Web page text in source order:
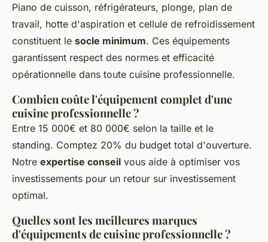
Piano de cuisson, réfrigérateurs, plonge, plan de
travail, hotte d'aspiration et cellule de refroidissement
constituent le socle minimum. Ces équipements
garantissent respect des normes et efficacité
opérationnelle dans toute cuisine professionnelle.
Combien coûte l'équipement complet d'une
cuisine professionnelle ?
Entre 15 000€ et 80 000€ selon la taille et le
standing. Comptez 20% du budget total d'ouverture.
Notre expertise conseil vous aide à optimiser vos
investissements pour un retour sur investissement
optimal.
Quelles sont les meilleures marques
d'équipements de cuisine professionnelle ?